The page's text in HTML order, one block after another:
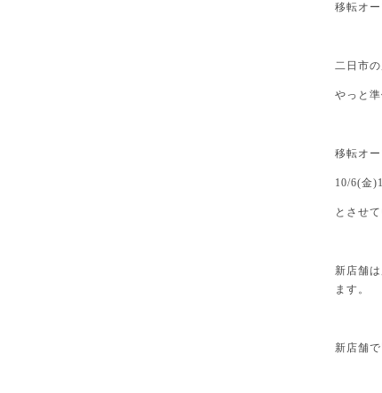
移転オ
二日市
やっと
移転オ
10/6(金
とさせ
新店舗
ます。
新店舗